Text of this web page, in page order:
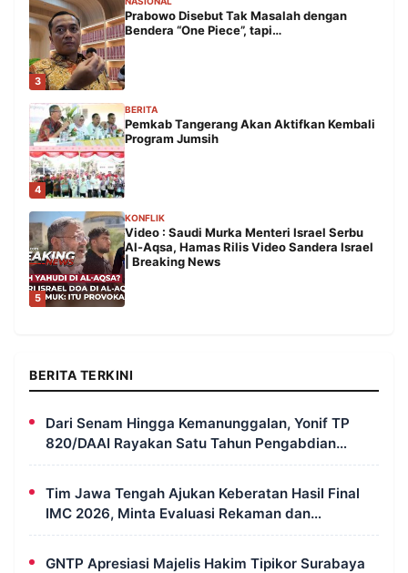
3
Prabowo Disebut Tak Masalah dengan
Bendera “One Piece”, tapi…
4
BERITA
Pemkab Tangerang Akan Aktifkan Kembali
Program Jumsih
5
KONFLIK
Video : Saudi Murka Menteri Israel Serbu
Al-Aqsa, Hamas Rilis Video Sandera Israel
| Breaking News
BERITA TERKINI
Dari Senam Hingga Kemanunggalan, Yonif TP
820/DAAI Rayakan Satu Tahun Pengabdian
dengan Semangat Kebersamaan
Tim Jawa Tengah Ajukan Keberatan Hasil Final
IMC 2026, Minta Evaluasi Rekaman dan
Scorecard Juri
GNTP Apresiasi Majelis Hakim Tipikor Surabaya